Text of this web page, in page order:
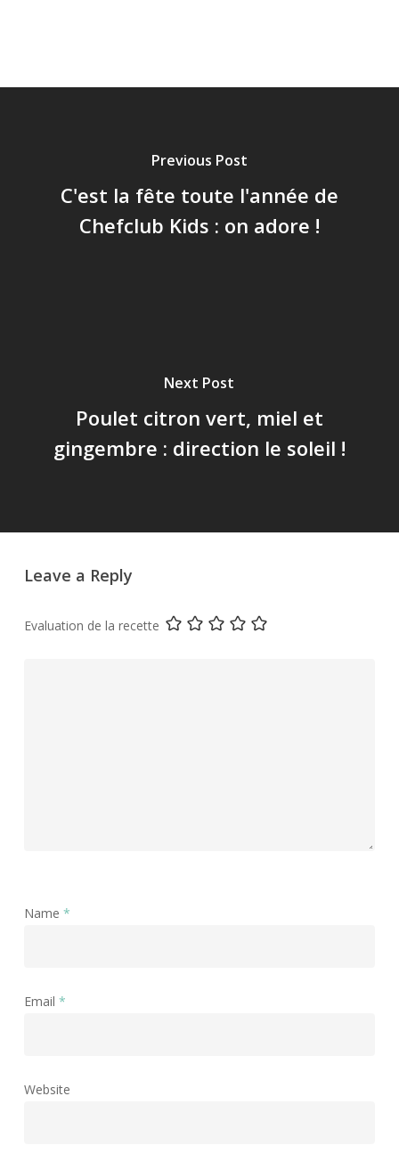
Previous Post
C'est la fête toute l'année de
Chefclub Kids : on adore !
Next Post
Poulet citron vert, miel et
gingembre : direction le soleil !
Leave a Reply
Evaluation de la recette
Name *
Email *
Website